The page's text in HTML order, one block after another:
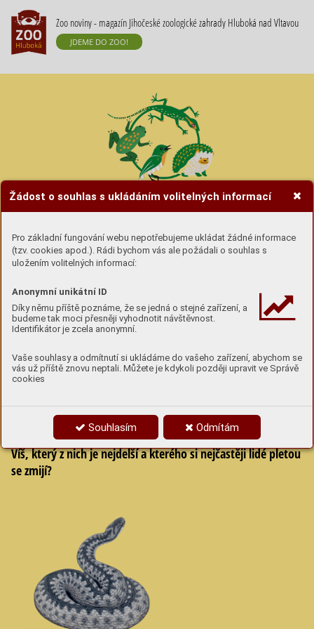
Žádost o souhlas s ukládáním volitelných informací
Pro základní fungování webu nepotřebujeme ukládat žádné informace
(tzv. cookies apod.). Rádi bychom vás ale požádali o souhlas s
uložením volitelných informací:
Anonymní unikátní ID
Díky němu příště poznáme, že se jedná o stejné zařízení, a
budeme tak moci přesněji vyhodnotit návštěvnost.
Identifikátor je zcela anonymní.
Vaše souhlasy a odmítnutí si ukládáme do vašeho zařízení, abychom se
vás už příště znovu neptali. Můžete je kdykoli později upravit ve Správě
cookies
Souhlasím Odmítám
Zoo noviny - magazín Jihočeské zoologické zahrady Hluboká nad Vltavou
JDEME DO ZOO!
Hravé úkoly se zvířátky
Úkoly si buďstáhni (pdf) a vytiskninebo si lámej
5 Naši hadi
Kolik druhů hadů žije v ČR a které to jsou?
Víš, který z nich je nejdelší a kterého si nejčastěji lidé pletou
se zmijí?